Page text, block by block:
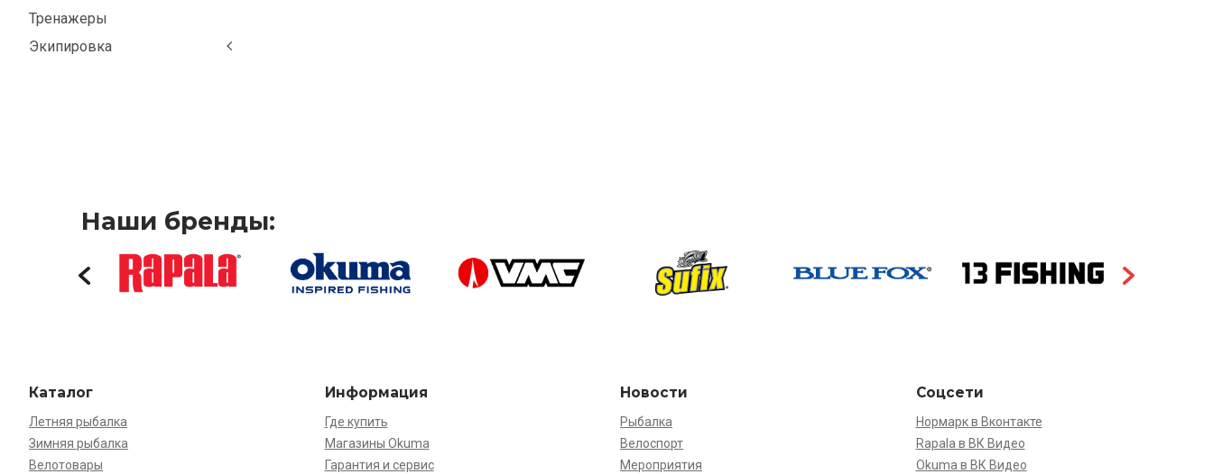
Тренажеры
Экипировка
Наши бренды:
Каталог
Летняя рыбалка
Зимняя рыбалка
Велотовары
Информация
Где купить
Магазины Okuma
Гарантия и сервис
Новости
Рыбалка
Велоспорт
Мероприятия
Соцсети
Нормарк в Вконтакте
Rapala в ВК Видео
Okuma в ВК Видео